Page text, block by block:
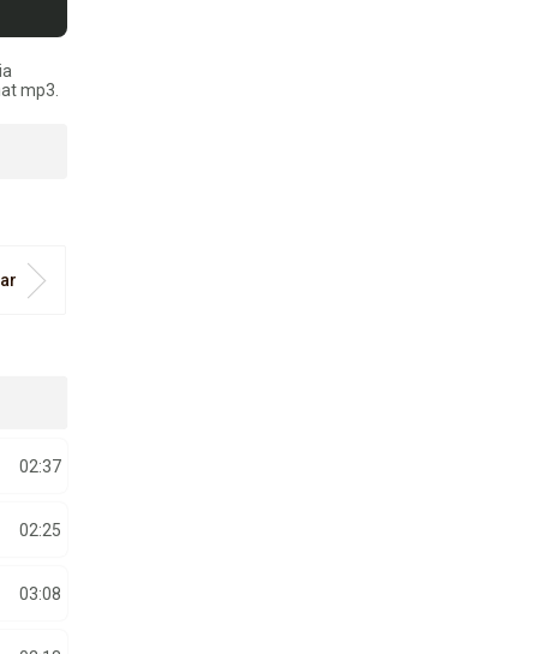
mp3.
02:37
02:25
03:08